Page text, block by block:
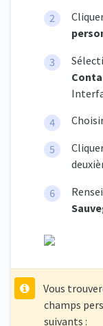
Vous
champs
suivants :